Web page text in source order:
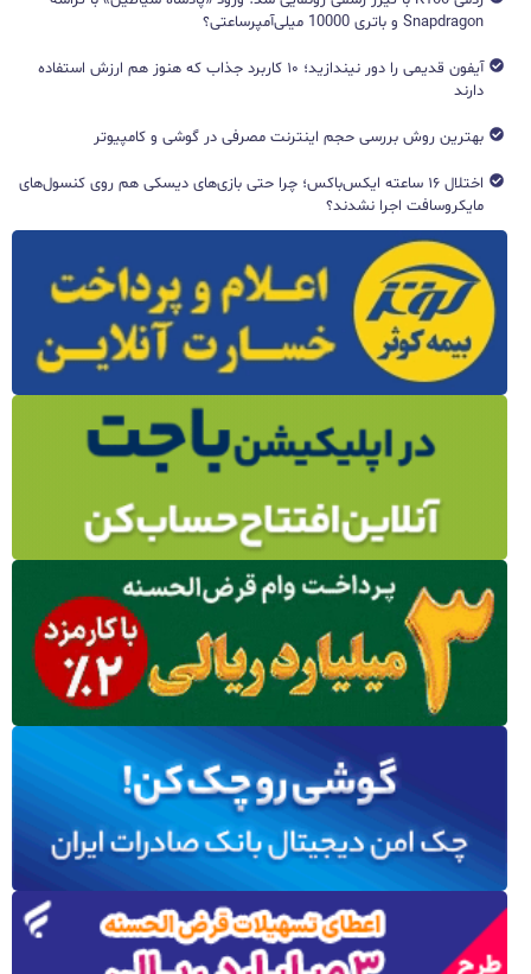
Snapdragon و باتری 10000 میلی‌آمپرساعتی؟
آیفون قدیمی را دور نیندازید؛ ۱۰ کاربرد جذاب که هنوز هم ارزش استفاده
دارند
بهترین روش بررسی حجم اینترنت مصرفی در گوشی و کامپیوتر
اختلال ۱۶ ساعته ایکس‌باکس؛ چرا حتی بازی‌های دیسکی هم روی کنسول‌های
مایکروسافت اجرا نشدند؟